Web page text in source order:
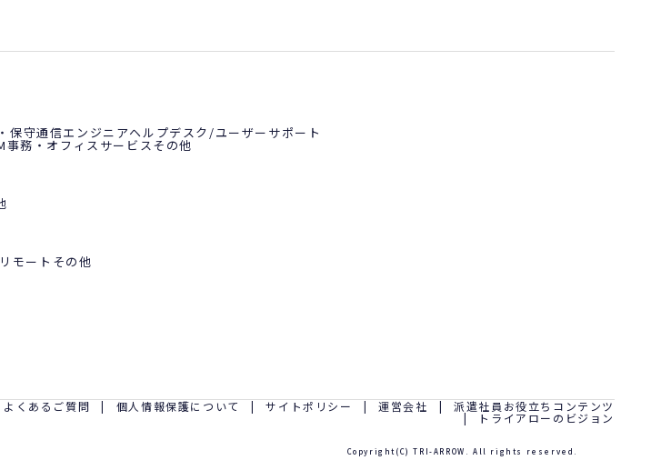
保守通信エンジニアヘルプデスク/ユーザーサポート
事務・オフィスサービスその他
モート その他
よくあるご質問 個人情報保護について サイトポリシー 運営会社 派遣社員お役立ちコンテンツ
トライアローのビジョン
Copyright(C) TRI-ARROW. All rights reserved.